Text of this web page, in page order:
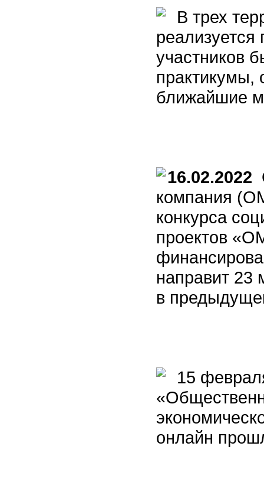
В трех
участников
практикумы,
ближайшие
16.02.2022
компания
конкурса
проектов
направит 23
в
15
онлайн